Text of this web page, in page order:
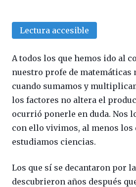
Lectura accesible
A todos los que hemos ido al
nuestro profe de matemáticas
cuando sumamos y
los factores no altera el
ocurrió ponerle en duda. Nos
con ello vivimos, al menos los
estudiamos ciencias.
Los que sí se decantaron por
descubrieron años después